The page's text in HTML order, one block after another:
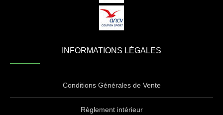
INFORMATIONS LÉGALES
Conditions Générales de Vente
Règlement intérieur